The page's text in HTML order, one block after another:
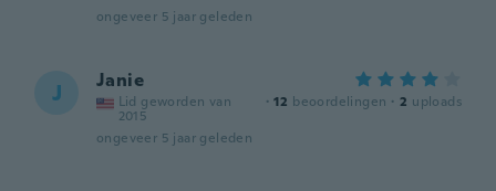
ongeveer 5 jaar geleden
J Janie
Lid geworden van
2015
· 12 beoordelingen · 2 uploads
ongeveer 5 jaar geleden